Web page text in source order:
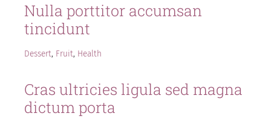
Nulla porttitor accumsan
tincidunt
Dessert, Fruit, Health
Cras ultricies ligula sed magna
dictum porta